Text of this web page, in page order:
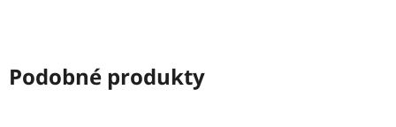
Podobné produkty